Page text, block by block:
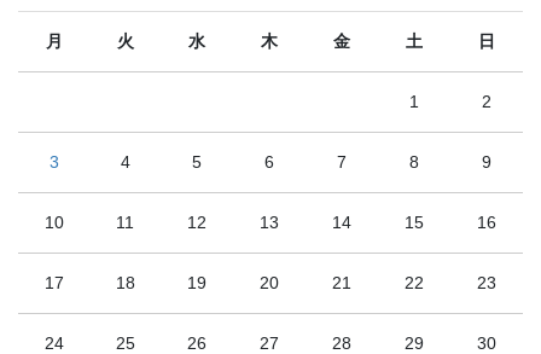
月 火 水 木 金 土 日
1 2
3 4 5 6 7 8 9
10 11 12 13 14 15 16
17 18 19 20 21 22 23
24 25 26 27 28 29 30